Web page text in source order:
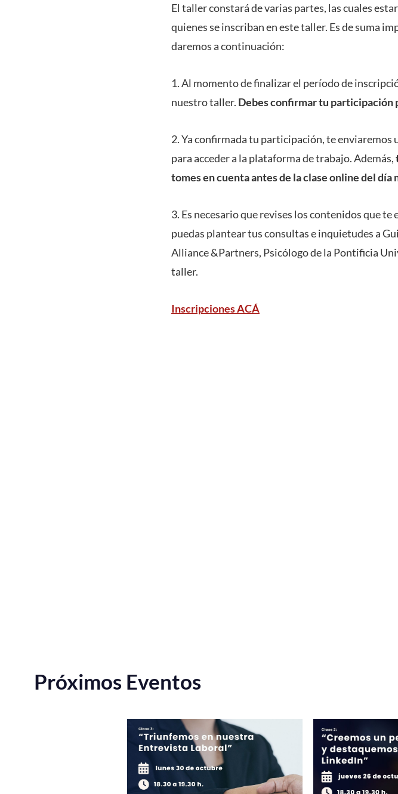
El taller constará de varias partes, las cuales
quienes se inscriban en este taller. Es de suma
daremos a continuación:
1. Al momento de finalizar el período de
nuestro taller. Debes confirmar tu participación
2. Ya confirmada tu participación, te enviaremos
para acceder a la plataforma de trabajo. Además,
tomes en cuenta antes de la clase online del día
3. Es necesario que revises los contenidos que
puedas plantear tus consultas e inquietudes a
Alliance &Partners, Psicólogo de la Pontificia
taller.
Inscripciones ACÁ
Próximos Eventos